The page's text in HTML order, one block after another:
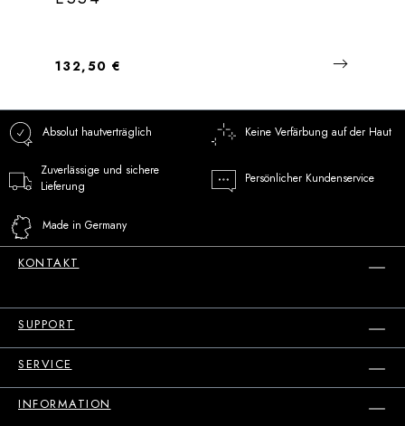
Regulärer Preis:
132,50 €
Absolut hautverträglich Keine Verfärbung auf der Haut
Zuverlässige und sichere
Lieferung
Persönlicher Kundenservice
Made in Germany
KONTAKT
SUPPORT
SERVICE
INFORMATION